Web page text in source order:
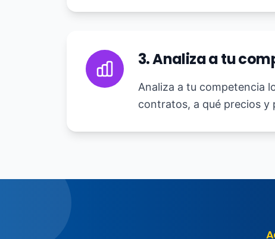
3. Analiza a tu
Analiza a tu competencia
contratos, a qué precios y